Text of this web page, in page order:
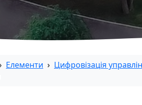
Елементи
Цифровізація